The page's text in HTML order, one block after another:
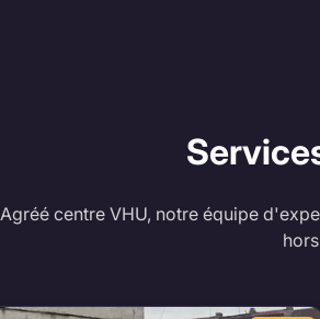
Agréé centre VHU, notre équipe